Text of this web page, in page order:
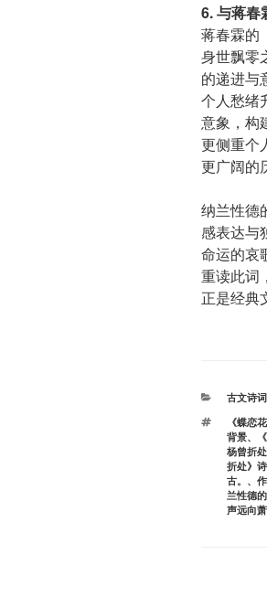
6. 与蒋春
蒋春霖的
身世飘零
的递进与
个人愁绪
意象，构
更侧重个
更广阔的
纳兰性德
感表达与
命运的哀
重读此词
正是经典
分
古文诗词
标
签
《蝶恋
背景、
杨曾折
折处》
古。 、
兰性德
声远向萧